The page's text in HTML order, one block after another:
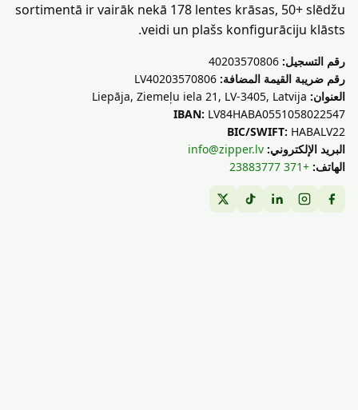
sortimentā ir vairāk nekā 178 lentes krāsas, 50+ slēdžu
veidi un plašs konfigurāciju klāsts.
رقم التسجيل:
رقم ضريبة القيمة المضافة:
العنوان:
IBAN: LV84HABA0551058022547
BIC/SWIFT: HABALV22
البريد الإلكتروني: info@zipper.lv
الهاتف: +371 23883777